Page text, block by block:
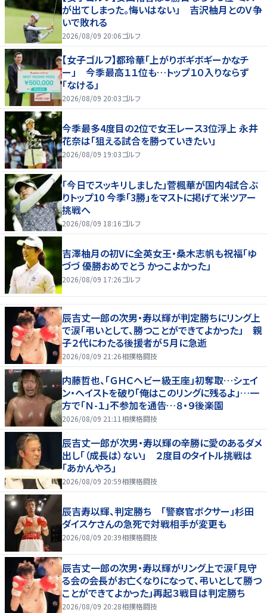
が出てしまった。悔いはない」 吉沢柚月とのＶ争
いで敗れる
2026/08/09 20:06ゴルフ
【女子ゴルフ】都玲華「上がりボギボギーかなチ
ー」 今季最高１１位も…トップ１０入りならず
「なける」
2026/08/09 20:03ゴルフ
今季最多4度目の2位で女王レース3位浮上 永井
花奈は「狙える試合を勝っていきたい」
2026/08/09 19:03ゴルフ
「今日でスッキリしました」菅楓華が国内4試合ぶ
りトップ10 今季「3勝」をマストに掲げて米ツアー
挑戦へ
2026/08/09 18:16ゴルフ
吉澤柚月の初Vに全英女王・桑木志帆も祝福「ゆ
づづ 優勝おめでとう かっこよかった」
2026/08/09 17:26ゴルフ
辰吉丈一郎の次男・寿以輝が判定勝ちにリング上
で涙「弔いとして、勝つことができてよかった」 親
子２代にわたる後援者が５月に急逝
2026/08/09 21:26相撲格闘技
内藤哲也、「ＧＨＣヘビー級王座」初奪取…シェイ
ン・ヘイストを破り「俺はこのリングに残るよ」…一
方で「Ｎ-１」不参加を通告…８・９後楽園
2026/08/09 21:11 相撲格闘技
辰吉丈一郎が次男・寿以輝の辛勝に愛のあるダメ
出し「（成長は）ない」 ２度目のタイトル挑戦は
「あかんやろ」
2026/08/09 20:59相撲格闘技
辰吉寿以輝、判定勝ち 「警察官ボクサー」杉田
ダイスケさんの急死で対戦相手が変更も
2026/08/09 20:39相撲格闘技
辰吉丈一郎の次男・寿以輝がリング上で涙「見守
る会の会長がお亡くなりになって、弔いとして勝つ
ことができてよかった」再起３戦目は判定勝ち
2026/08/09 20:28相撲格闘技